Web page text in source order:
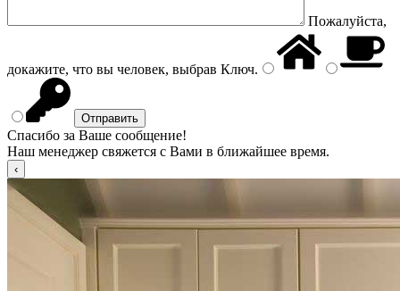
Пожалуйста,
докажите, что вы человек, выбрав Ключ.
Спасибо за Ваше сообщение!
Наш менеджер свяжется с Вами в ближайшее время.